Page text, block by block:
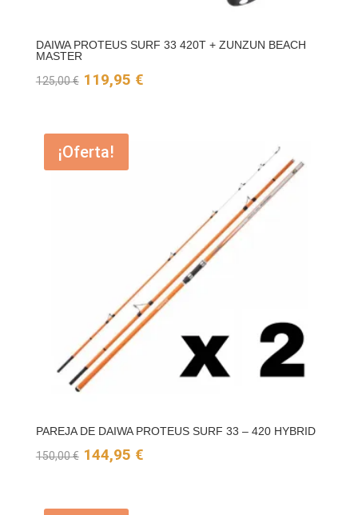
DAIWA PROTEUS SURF 33 420T + ZUNZUN BEACH
MASTER
125,00€ El
original
era:
119,95 €El
¡Oferta!
PAREJA DE DAIWA PROTEUS SURF 33 – 420 HYBRID
150,00€ El
original
144,95 €El